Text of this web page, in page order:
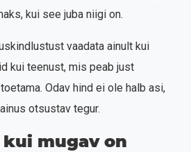
kui see juba niigi on.
vaadata ainult kui
kui teenust, mis peab just
Odav hind ei ole halb asi,
otsustav tegur.
mugav on